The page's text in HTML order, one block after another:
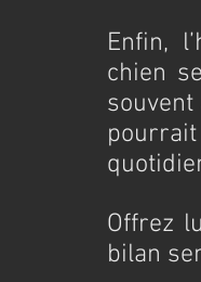
Enfin,
chien
Offrez
bilan